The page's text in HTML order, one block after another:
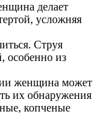
делает
усложняя
Струя
особенно из
женщина может
их обнаружения
копченые